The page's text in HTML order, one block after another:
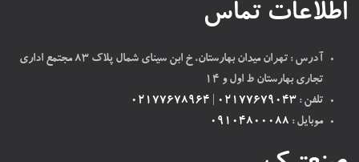
اطلاعات تماس
آدرس : تهران میدان بهارستان، خ ابن سینای شمال پلاک ۸۳ مجتمع اداری
تجاری بهارستان ط اول و ۱۴
تلفن : 02177679043
02177678964
موبایل : 09104800088